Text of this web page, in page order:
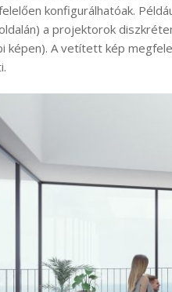
konfigurálhatóak.
a projektorok
képen). A vetített kép